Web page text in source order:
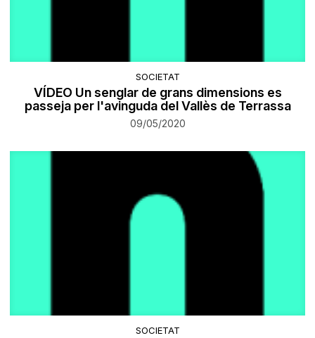
SOCIETAT
VÍDEO Un senglar de grans dimensions es
passeja per l'avinguda del Vallès de Terrassa
09/05/2020
SOCIETAT